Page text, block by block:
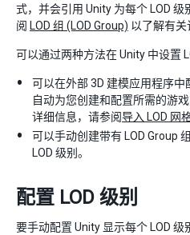
式，并会引用 Unity 为每个 LOD
阅 LOD 组 (LOD Group) 以了解有关
可以通过两种方法在 Unity 中设置
可以在外部 3D 建模应用程序中
自动为您创建和配置所需的游
详细信息，请参阅导入 LOD 网
可以手动创建带有 LOD Group
LOD 级别。
配置 LOD 级别
要手动配置 Unity 显示每个 LOD